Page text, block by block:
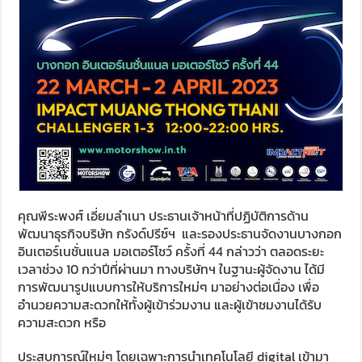
คุณพีระพงศ์ เอี่ยมลำเนา ประธานเจ้าหน้าที่ปฏิบัติการด้าน
พัฒนาธุรกิจบริษัท กรังด์ปรีซ์ฯ และรองประธานจัดงานบางกอก
อินเตอร์เนชั่นแนล มอเตอร์โชว์ ครั้งที่ 44 กล่าวว่า ตลอดระยะ
เวลาช่วง 10 กว่าปีที่ผ่านมา ทางบริษัทฯ ในฐานะผู้จัดงาน ได้มี
การพัฒนารูปแบบการให้บริการใหม่ๆ มาอย่างต่อเนื่อง เพื่อ
อำนวยความสะดวกให้ทั้งผู้เข้าร่วมงาน และผู้เข้าชมงานได้รับ
ความสะดวก หรือ
ประสบการณ์ใหม่ๆ โดยเฉพาะการนำเทคโนโลยี digital เข้ามา